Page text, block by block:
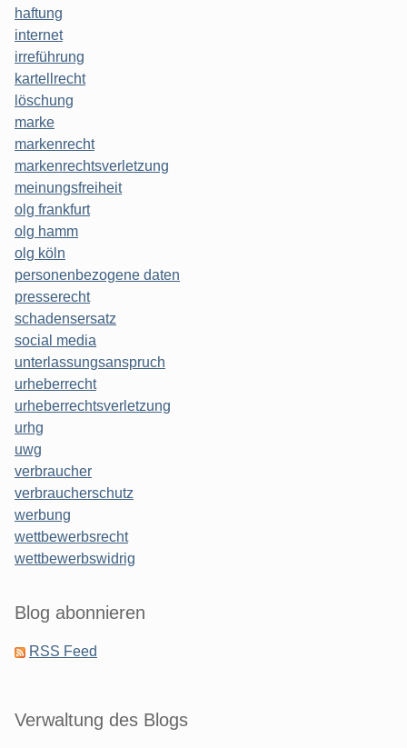
haftung
internet
irreführung
kartellrecht
löschung
marke
markenrecht
markenrechtsverletzung
meinungsfreiheit
olg frankfurt
olg hamm
olg köln
personenbezogene daten
presserecht
schadensersatz
social media
unterlassungsanspruch
urheberrecht
urheberrechtsverletzung
urhg
uwg
verbraucher
verbraucherschutz
werbung
wettbewerbsrecht
wettbewerbswidrig
Blog abonnieren
RSS Feed
Verwaltung des Blogs